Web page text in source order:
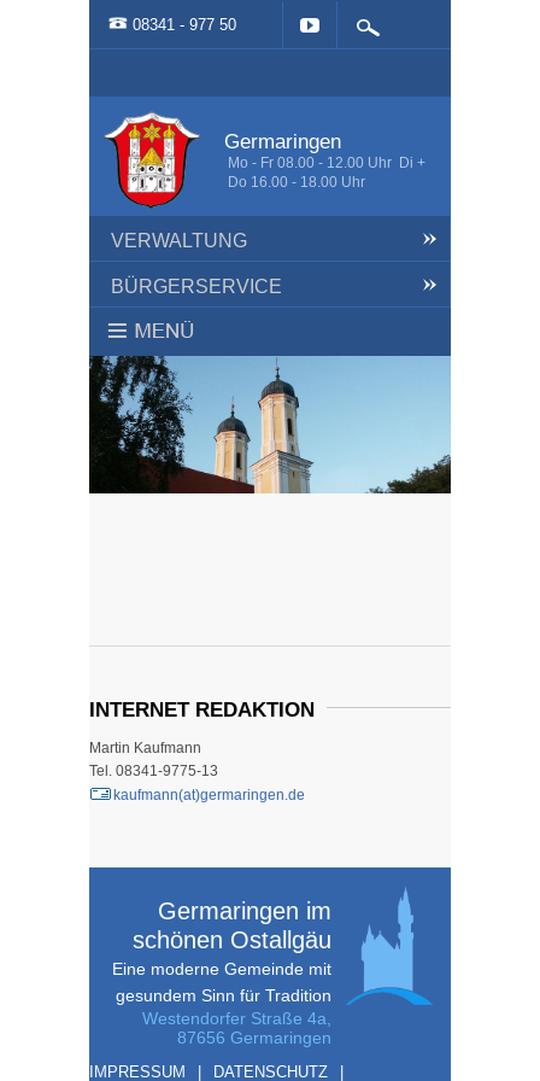
08341 - 977 50
Germaringen
Mo - Fr 08.00 - 12.00 Uhr Di +
Do 16.00 - 18.00 Uhr
VERWALTUNG
BÜRGERSERVICE
HOME
AKTUELLES
KULTUR
GEMEINDE
KONTAKT
INTERNET REDAKTION
Martin Kaufmann
Tel. 08341-9775-13
kaufmann(at)germaringen.de
Germaringen im
schönen Ostallgäu
Eine moderne Gemeinde mit
gesundem Sinn für Tradition
Westendorfer Straße 4a,
87656 Germaringen
IMPRESSUM DATENSCHUTZ